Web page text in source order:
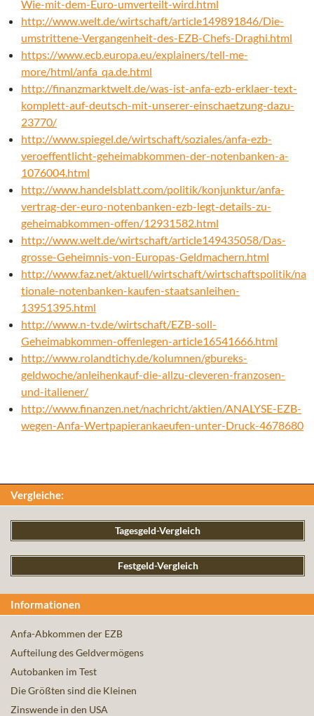
Wie-mit-dem-Euro-umverteilt-wird.html
http://www.welt.de/wirtschaft/article149891846/Die-
umstrittene-Vergangenheit-des-EZB-Chefs-Draghi.html
https://www.ecb.europa.eu/explainers/tell-me-
more/html/anfa_qa.de.html
http://finanzmarktwelt.de/was-ist-anfa-ezb-erklaer-text-
komplett-auf-deutsch-mit-unserer-einschaetzung-dazu-
23770/
http://www.spiegel.de/wirtschaft/soziales/anfa-ezb-
veroeffentlicht-geheimabkommen-der-notenbanken-a-
1076004.html
http://www.handelsblatt.com/politik/konjunktur/anfa-
vertrag-der-euro-notenbanken-ezb-legt-details-zu-
geheimabkommen-offen/12931582.html
http://www.welt.de/wirtschaft/article149435058/Das-
grosse-Geheimnis-von-Europas-Geldmachern.html
http://www.faz.net/aktuell/wirtschaft/wirtschaftspolitik/na
tionale-notenbanken-kaufen-staatsanleihen-
13951395.html
http://www.n-tv.de/wirtschaft/EZB-soll-
Geheimabkommen-offenlegen-article16541666.html
http://www.rolandtichy.de/kolumnen/gbureks-
geldwoche/anleihenkauf-die-allzu-cleveren-franzosen-
und-italiener/
http://www.finanzen.net/nachricht/aktien/ANALYSE-EZB-
wegen-Anfa-Wertpapierankaeufen-unter-Druck-4678680
Vergleiche:
Tagesgeld-Vergleich
Festgeld-Vergleich
Informationen
Anfa-Abkommen der EZB
Aufteilung des Geldvermögens
Autobanken im Test
Die Größten sind die Kleinen
Zinswende in den USA